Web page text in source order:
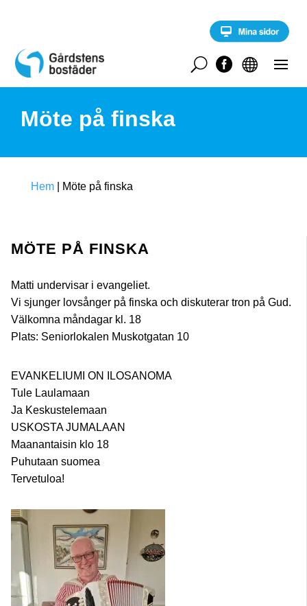
c
n


U
Möte på finska
Hem Möte på finska
MÖTE PÅ FINSKA
Matti undervisar i evangeliet.
Vi sjunger lovsånger på finska och diskuterar tron på Gud.
Välkomna måndagar kl. 18
Plats: Seniorlokalen Muskotgatan 10
EVANKELIUMI ON ILOSANOMA
Tule Laulamaan
Ja Keskustelemaan
USKOSTA JUMALAAN
Maanantaisin klo 18
Puhutaan suomea
Tervetuloa!